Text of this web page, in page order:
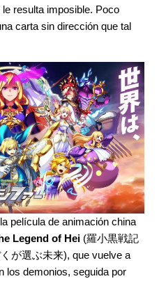
resulta imposible. Poco
carta sin dirección que tal
película de animación china
Legend of Hei (羅小黒戦記
が選ぶ未来), que vuelve a
los demonios, seguida por